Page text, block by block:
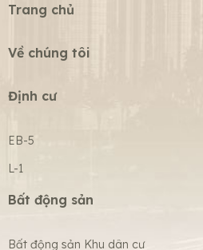
Trang chủ
Về chúng tôi
Định cư
EB-5
L-1
Bất động sản
Bất động sản Khu dân cư